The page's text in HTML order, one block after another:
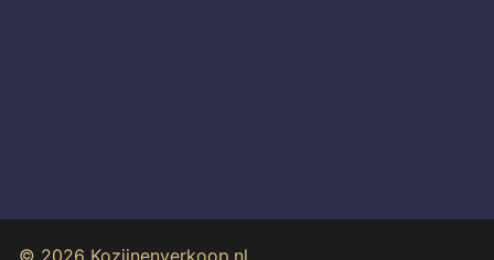
© 2026 Kozijnenverkoop.nl